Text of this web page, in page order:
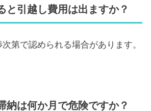
と引越し費用は出ますか？
第で認められる場合があります。
納は何か月で危険ですか？